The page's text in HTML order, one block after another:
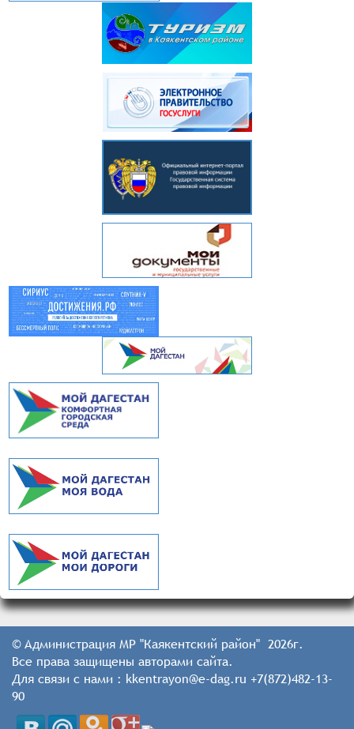
© Администрация МР "Каякентский район" 2026г.
Все права защищены авторами сайта.
Для связи с нами : kkentrayon@e-dag.ru +7(872)482-13-
90